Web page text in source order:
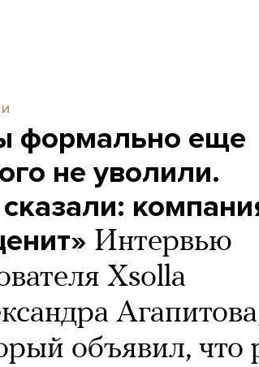
формально еще
не уволили.
Интервью
Xsolla
объявил, что